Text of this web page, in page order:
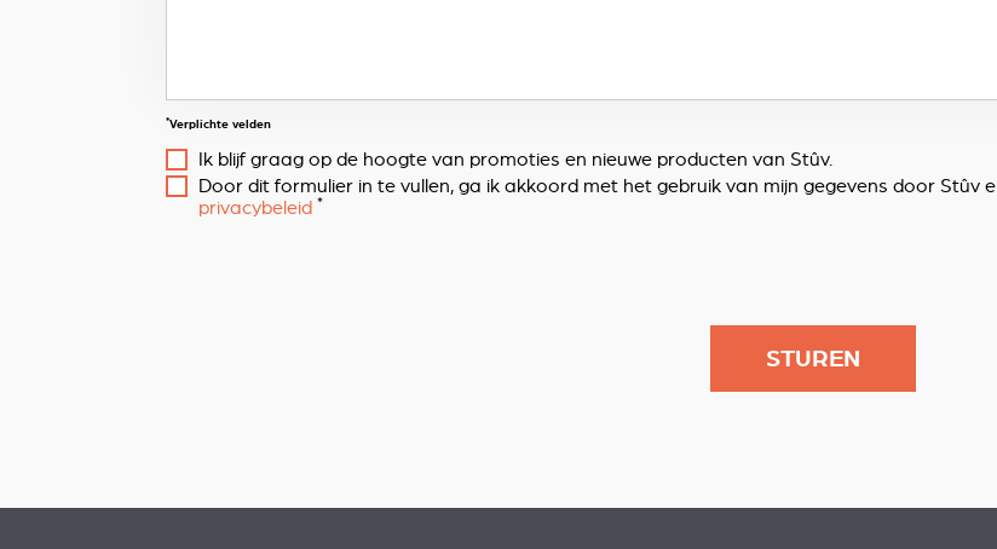
*Verplichte velden
Ik blijf graag op de hoogte van promoties en nieuwe producten van Stûv.
Door dit formulier in te vullen, ga ik akkoord met het gebruik van mijn gegevens door
privacybeleid *